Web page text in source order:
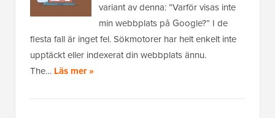
variant av denna: ”Varför visas inte
min webbplats på Google?” I de
flesta fall är inget fel. Sökmotorer har helt enkelt inte
upptäckt eller indexerat din webbplats ännu.
The… Läs mer »